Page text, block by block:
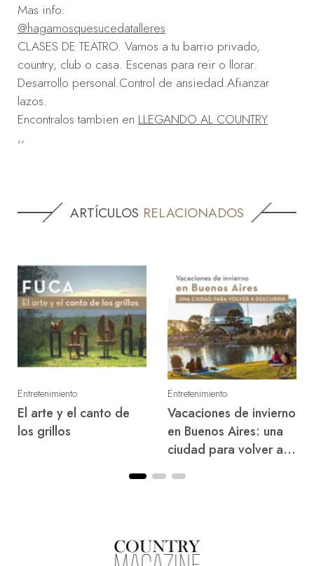
Mas info:
@hagamosquesucedatalleres
CLASES DE TEATRO. Vamos a tu barrio privado,
country, club o casa. Escenas para reir o llorar.
Desarrollo personal.Control de ansiedad.Afianzar
lazos.
Encontralos tambien en LLEGANDO AL COUNTRY
,,
ARTÍCULOS RELACIONADOS
Entretenimiento
El arte y el canto de
los grillos
Entretenimiento
Vacaciones de invierno
en Buenos Aires: una
ciudad para volver a